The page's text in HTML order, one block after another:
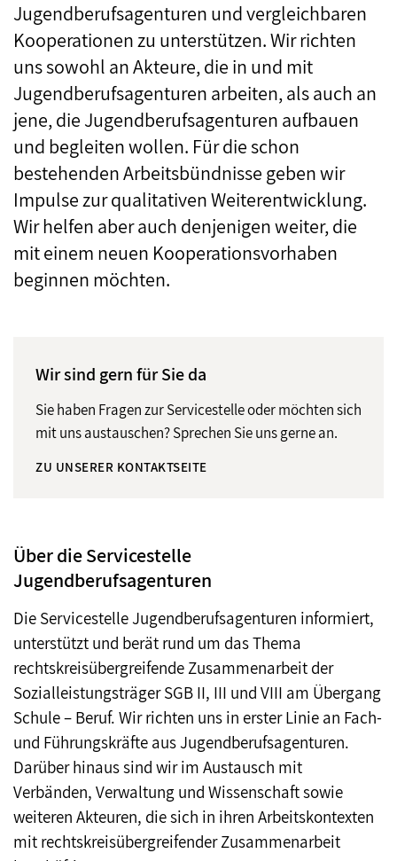
Jugendberufsagenturen und vergleichbaren
Kooperationen zu unterstützen. Wir richten
uns sowohl an Akteure, die in und mit
Jugendberufsagenturen arbeiten, als auch an
jene, die Jugendberufsagenturen aufbauen
und begleiten wollen. Für die schon
bestehenden Arbeitsbündnisse geben wir
Impulse zur qualitativen Weiterentwicklung.
Wir helfen aber auch denjenigen weiter, die
mit einem neuen Kooperationsvorhaben
beginnen möchten.
Wir sind gern für Sie da
Sie haben Fragen zur Servicestelle oder möchten sich
mit uns austauschen? Sprechen Sie uns gerne an.
ZU UNSERER KONTAKTSEITE
Über die Servicestelle
Jugendberufsagenturen
Die Servicestelle Jugendberufsagenturen informiert,
unterstützt und berät rund um das Thema
rechtskreisübergreifende Zusammenarbeit der
Sozialleistungsträger SGB II, III und VIII am Übergang
Schule – Beruf. Wir richten uns in erster Linie an Fach-
und Führungskräfte aus Jugendberufsagenturen.
Darüber hinaus sind wir im Austausch mit
Verbänden, Verwaltung und Wissenschaft sowie
weiteren Akteuren, die sich in ihren Arbeitskontexten
mit rechtskreisübergreifender Zusammenarbeit